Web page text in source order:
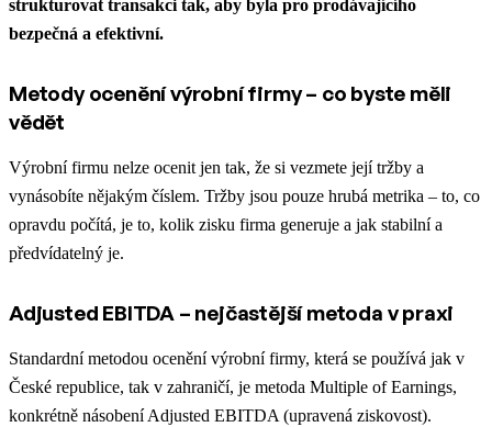
strukturovat transakci tak, aby byla pro prodávajícího
bezpečná a efektivní.
Metody ocenění výrobní firmy – co byste měli
vědět
Výrobní firmu nelze ocenit jen tak, že si vezmete její tržby a
vynásobíte nějakým číslem. Tržby jsou pouze hrubá metrika – to, co
opravdu počítá, je to, kolik zisku firma generuje a jak stabilní a
předvídatelný je.
Adjusted EBITDA – nejčastější metoda v praxi
Standardní metodou ocenění výrobní firmy, která se používá jak v
České republice, tak v zahraničí, je metoda Multiple of Earnings,
konkrétně násobení Adjusted EBITDA (upravená ziskovost).